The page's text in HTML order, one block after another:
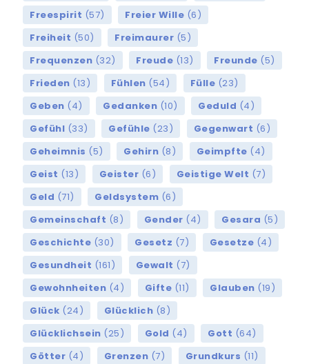
Freespirit (57) Freier Wille (6)
Freiheit (50) Freimaurer (5)
Frequenzen (32) Freude (13) Freunde (5)
Frieden (13) Fühlen (54) Fülle (23)
Geben (4) Gedanken (10) Geduld (4)
Gefühl (33) Gefühle (23) Gegenwart (6)
Geheimnis (5) Gehirn (8) Geimpfte (4)
Geist (13) Geister (6) Geistige Welt (7)
Geld (71) Geldsystem (6)
Gemeinschaft (8) Gender (4) Gesara (5)
Geschichte (30) Gesetz (7) Gesetze (4)
Gesundheit (161) Gewalt (7)
Gewohnheiten (4) Gifte (11) Glauben (19)
Glück (24) Glücklich (8)
Glücklichsein (25) Gold (4) Gott (64)
Götter (4) Grenzen (7) Grundkurs (11)